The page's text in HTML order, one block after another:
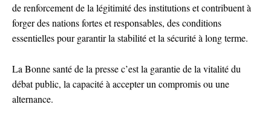
de renforcement de la légitimité des institutions et contribuent à
forger des nations fortes et responsables, des conditions
essentielles pour garantir la stabilité et la sécurité à long terme.
La Bonne santé de la presse c’est la garantie de la vitalité du
débat public, la capacité à accepter un compromis ou une
alternance.